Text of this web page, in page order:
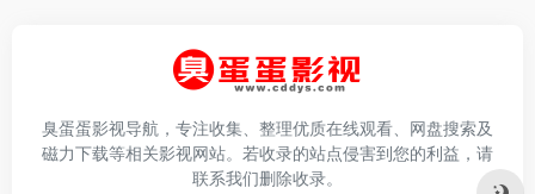
臭蛋蛋影视导航，专注收集、整理优质在线观看、网盘搜索及
磁力下载等相关影视网站。若收录的站点侵害到您的利益，请
联系我们删除收录。